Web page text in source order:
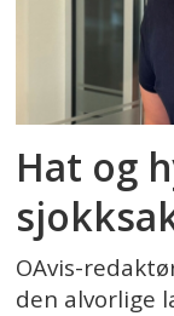
Hat og
OAvis-
den alvorlige